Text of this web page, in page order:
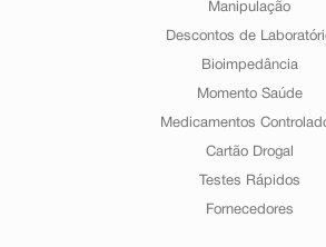
Manipulação
Descontos de
Bioimpedância
Momento Saúde
Medicamentos
Cartão Drogal
Testes Rápidos
Fornecedores